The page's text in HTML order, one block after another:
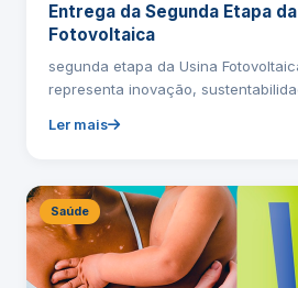
Entrega da Segunda Etapa
Fotovoltaica
segunda etapa da Usina
representa inovação,
Ler mais
Saúde